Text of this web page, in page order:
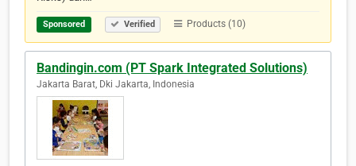
Sponsored Verified Products (10)
Bandingin.com (PT Spark Integrated Solutions)
Jakarta Barat, Dki Jakarta, Indonesia